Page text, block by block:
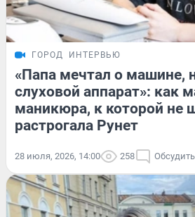
ГОРОД ИНТЕРВЬЮ
«Папа мечтал о машине,
слуховой аппарат»: как
маникюра, к которой не
растрогала Рунет
28 июля, 2026, 14:00 258 Обсудить